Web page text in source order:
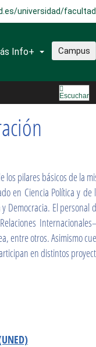
universidad/
Campus
Info+
Escuchar
los pilares básicos de la
en Ciencia Política y de
Democracia. El personal
entre otros. Asimismo
en distintos